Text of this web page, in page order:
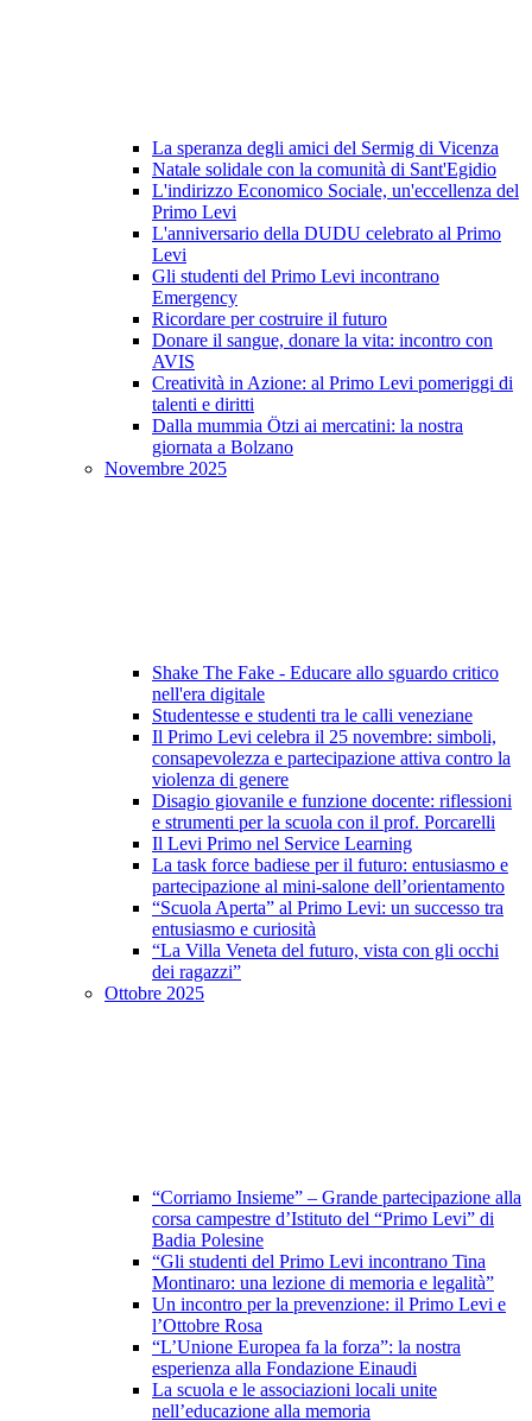
La speranza degli amici del Sermig di Vicenza
Natale solidale con la comunità di Sant'Egidio
L'indirizzo Economico Sociale, un'eccellenza del
Primo Levi
L'anniversario della DUDU celebrato al Primo
Levi
Gli studenti del Primo Levi incontrano
Emergency
Ricordare per costruire il futuro
Donare il sangue, donare la vita: incontro con
AVIS
Creatività in Azione: al Primo Levi pomeriggi di
talenti e diritti
Dalla mummia Ötzi ai mercatini: la nostra
giornata a Bolzano
Novembre 2025
Shake The Fake - Educare allo sguardo critico
nell'era digitale
Studentesse e studenti tra le calli veneziane
Il Primo Levi celebra il 25 novembre: simboli,
consapevolezza e partecipazione attiva contro la
violenza di genere
Disagio giovanile e funzione docente: riflessioni
e strumenti per la scuola con il prof. Porcarelli
Il Levi Primo nel Service Learning
La task force badiese per il futuro: entusiasmo e
partecipazione al mini-salone dell’orientamento
“Scuola Aperta” al Primo Levi: un successo tra
entusiasmo e curiosità
“La Villa Veneta del futuro, vista con gli occhi
dei ragazzi”
Ottobre 2025
“Corriamo Insieme” – Grande partecipazione alla
corsa campestre d’Istituto del “Primo Levi” di
Badia Polesine
“Gli studenti del Primo Levi incontrano Tina
Montinaro: una lezione di memoria e legalità”
Un incontro per la prevenzione: il Primo Levi e
l’Ottobre Rosa
“L’Unione Europea fa la forza”: la nostra
esperienza alla Fondazione Einaudi
La scuola e le associazioni locali unite
nell’educazione alla memoria